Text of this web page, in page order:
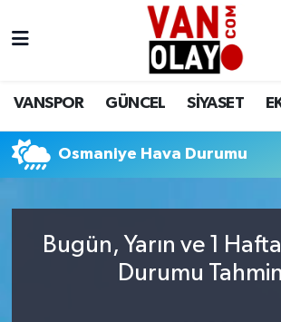
VANSPOR GÜNCEL SİYASET
Osmaniye Hava Durumu
Bugün, Yarın ve 1
Durumu
Siyaset
Ekonomi
Sağlık
Van Nöbetçi Eczaneler
Van Namaz Vakitleri
Van Trafik Yoğunluk Haritası
Süper Lig Puan Durumu ve